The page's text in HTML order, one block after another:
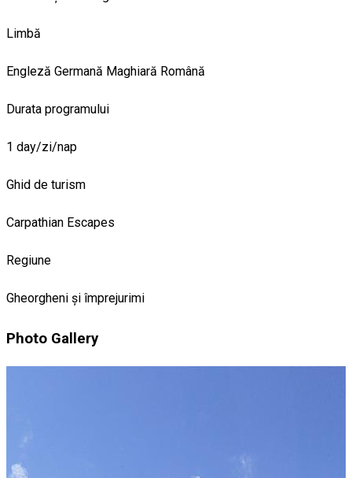
Limbă
Engleză Germană Maghiară Română
Durata programului
1 day/zi/nap
Ghid de turism
Carpathian Escapes
Regiune
Gheorgheni și împrejurimi
Photo Gallery